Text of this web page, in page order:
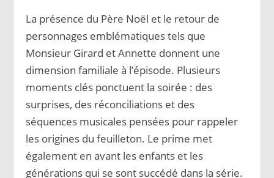
La présence du Père Noël et le retour de
personnages emblématiques tels que
Monsieur Girard et Annette donnent une
dimension familiale à l’épisode. Plusieurs
moments clés ponctuent la soirée : des
surprises, des réconciliations et des
séquences musicales pensées pour rappeler
les origines du feuilleton. Le prime met
également en avant les enfants et les
générations qui se sont succédé dans la série.